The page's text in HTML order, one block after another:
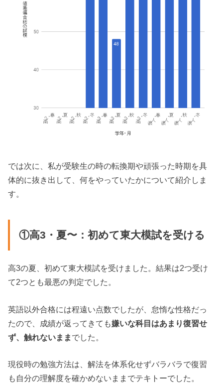
では次に、私が受験生の時の転換期や頑張った時期を具
体的に抜き出して、何をやっていたかについて紹介しま
す。
①高3・夏〜：初めて東大模試を受ける
高3の夏、初めて東大模試を受けました。結果は2つ受け
て2つとも最悪の判定でした。
英語以外合格には程遠い点数でしたが、怠惰な性格だっ
たので、成績が返ってきても嫌いな科目はあまり復習せ
ず、触れないまま でした。
現役時の勉強方法は、解法を体系化せずバラバラで復習
も自分の理解度を確かめないままでテキトーでした。